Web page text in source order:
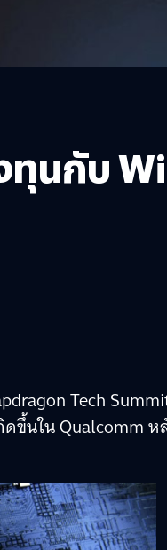
นกับ
Tech
ขึ้นใน Qualcomm ห